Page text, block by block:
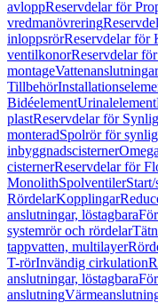
avloppReservdelar för
vredmanövrering
inloppsrörReservdelar för
ventilkonorReservdelar
montageVattenanslutningar
Tillbehör
BidéelementUrinalelement
plastReservdelar för
monteradSpolrör för
inbyggnadscisterner
cisternerReservdelar för
MonolithSpolventiler
RördelarKopplingar
anslutningar, löstagbara
systemrör och rördelar
tappvatten, multilayer
T-rörInvändig cirkulation
anslutningar, löstagbara
anslutning